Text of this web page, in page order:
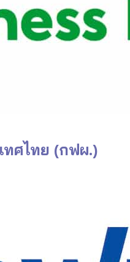
ทศไทย (กฟผ.)